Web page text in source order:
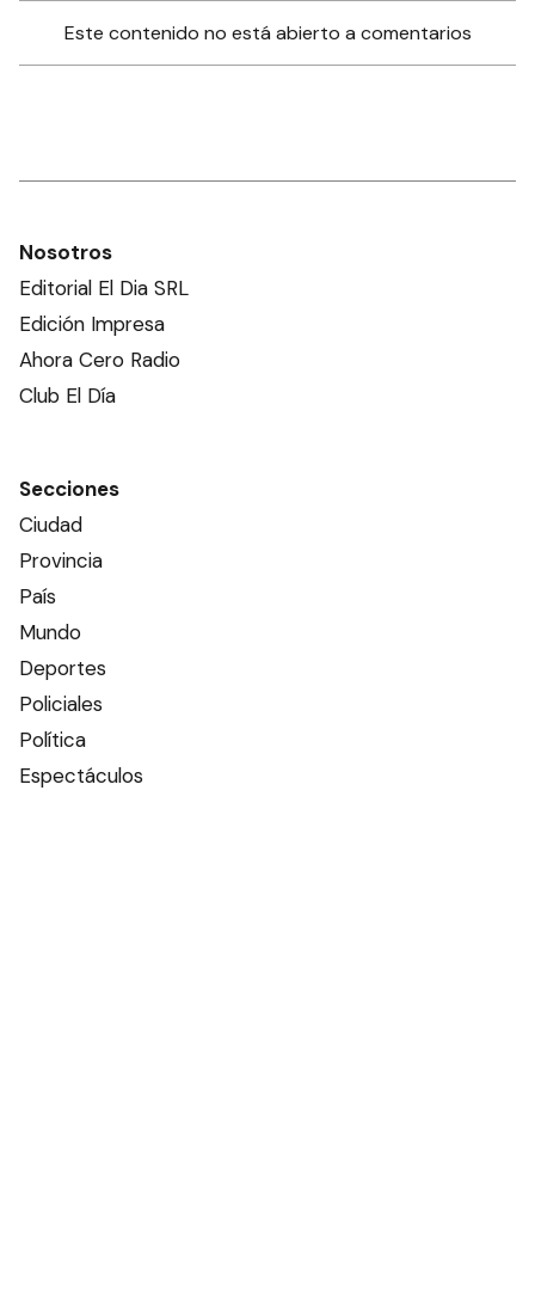
Este contenido no está abierto a comentarios
Nosotros
Editorial El Dia SRL
Edición Impresa
Ahora Cero Radio
Club El Día
Secciones
Ciudad
Provincia
País
Mundo
Deportes
Policiales
Política
Espectáculos